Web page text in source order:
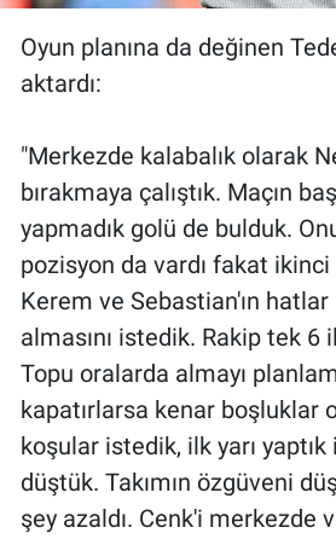
Oyun planına da değinen
aktardı:
"Merkezde kalabalık olarak
bırakmaya çalıştık. Maçın
yapmadık golü de bulduk.
pozisyon da vardı fakat ikinci
Kerem ve Sebastian'ın hatlar
almasını istedik. Rakip tek 6
Topu oralarda almayı
kapatırlarsa kenar boşluklar
koşular istedik, ilk yarı yaptık
düştük. Takımın özgüveni
şey azaldı. Cenk'i merkezde